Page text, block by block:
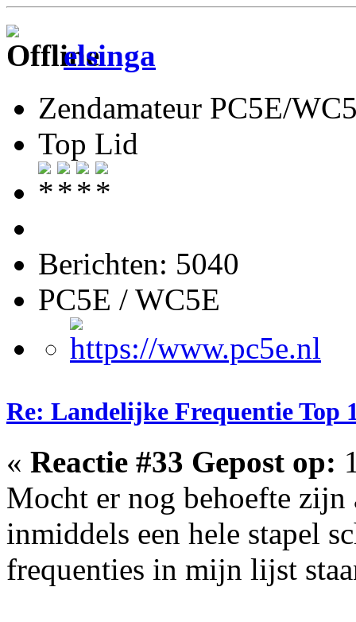
elsinga
Zendamateur PC5E/
Top Lid
Berichten: 5040
PC5E / WC5E
Re: Landelijke Frequentie Top
« Reactie #33 Gepost op:
Mocht er nog behoefte
inmiddels een hele stapel
frequenties in mijn lijst